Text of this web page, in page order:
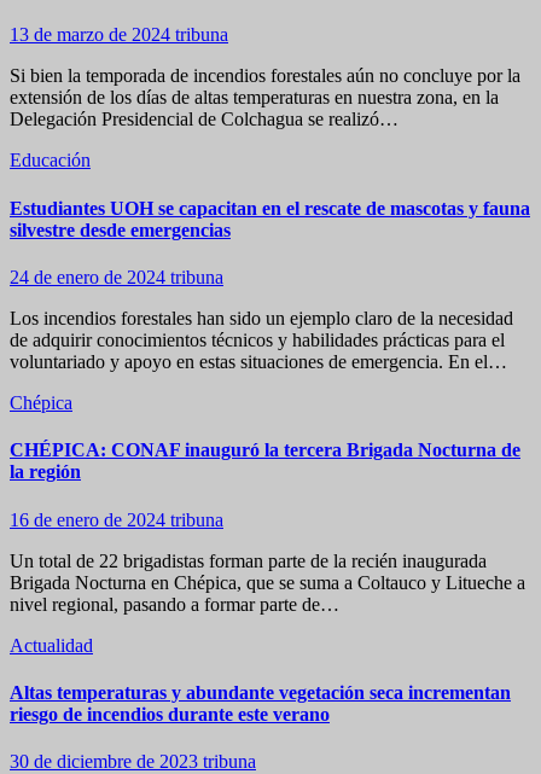
13 de marzo de 2024 tribuna
Si bien la temporada de incendios forestales aún no concluye por la
extensión de los días de altas temperaturas en nuestra zona, en la
Delegación Presidencial de Colchagua se realizó…
Educación
Estudiantes UOH se capacitan en el rescate de mascotas y fauna
silvestre desde emergencias
24 de enero de 2024 tribuna
Los incendios forestales han sido un ejemplo claro de la necesidad
de adquirir conocimientos técnicos y habilidades prácticas para el
voluntariado y apoyo en estas situaciones de emergencia. En el…
Chépica
CHÉPICA: CONAF inauguró la tercera Brigada Nocturna de
la región
16 de enero de 2024 tribuna
Un total de 22 brigadistas forman parte de la recién inaugurada
Brigada Nocturna en Chépica, que se suma a Coltauco y Litueche a
nivel regional, pasando a formar parte de…
Actualidad
Altas temperaturas y abundante vegetación seca incrementan
riesgo de incendios durante este verano
30 de diciembre de 2023 tribuna